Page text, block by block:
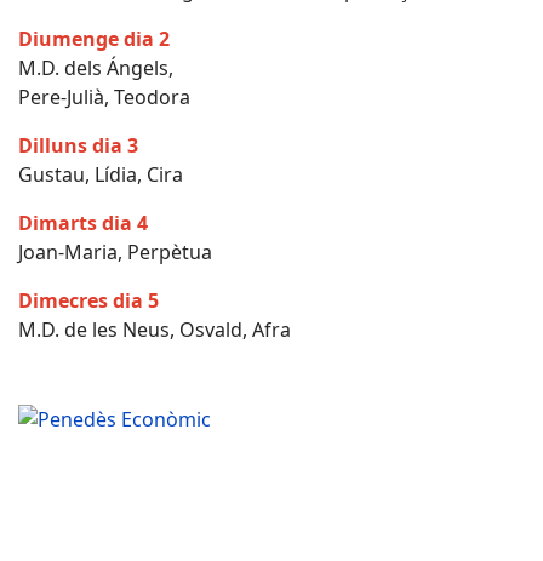
Diumenge dia 2
M.D. dels Ángels,
Pere-Julià, Teodora
Dilluns dia 3
Gustau, Lídia, Cira
Dimarts dia 4
Joan-Maria, Perpètua
Dimecres dia 5
M.D. de les Neus, Osvald, Afra